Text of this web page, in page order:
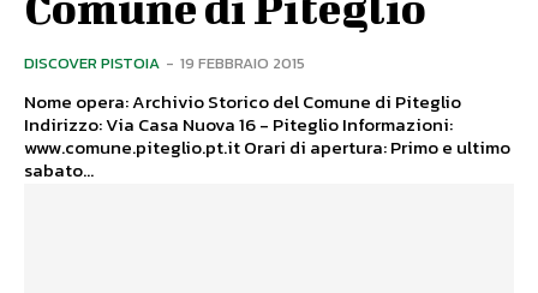
DISCOVER PISTOIA - 19 FEBBRAIO 2015
Nome opera: Archivio Storico del Comune di Piteglio
Indirizzo: Via Casa Nuova 16 - Piteglio Informazioni:
www.comune.piteglio.pt.it Orari di apertura: Primo e ultimo
sabato...